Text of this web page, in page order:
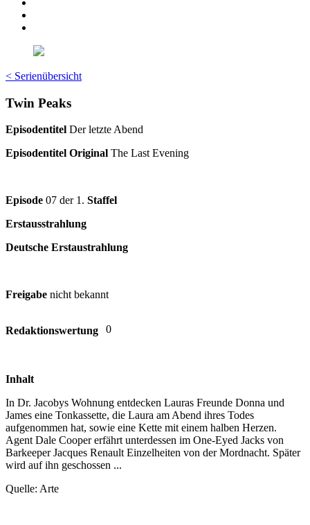
< Serienübersicht
Twin Peaks
Episodentitel Der letzte Abend
Episodentitel Original The Last Evening
Episode 07 der 1. Staffel
Erstausstrahlung
Deutsche Erstaustrahlung
Freigabe nicht bekannt
Redaktionswertung 0
Inhalt
In Dr. Jacobys Wohnung entdecken Lauras Freunde Donna und
James eine Tonkassette, die Laura am Abend ihres Todes
aufgenommen hat, sowie eine Kette mit einem halben Herzen.
Agent Dale Cooper erfährt unterdessen im One-Eyed Jacks von
Barkeeper Jacques Renault Einzelheiten von der Mordnacht. Später
wird auf ihn geschossen ...
Quelle: Arte